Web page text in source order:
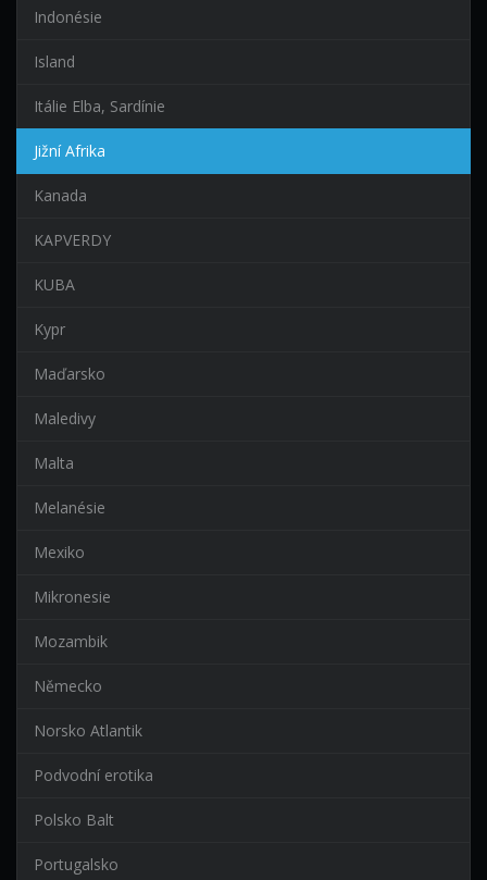
Indonésie
Island
Itálie Elba, Sardínie
Jižní Afrika
Kanada
KAPVERDY
KUBA
Kypr
Maďarsko
Maledivy
Malta
Melanésie
Mexiko
Mikronesie
Mozambik
Německo
Norsko Atlantik
Podvodní erotika
Polsko Balt
Portugalsko